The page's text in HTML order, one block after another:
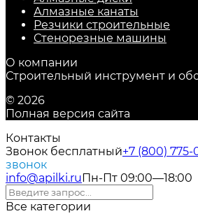
Алмазные канаты
Резчики строительные
Стенорезные машины
О компании
Строительный инструмент и
© 2026
Полная версия сайта
Контакты
Звонок бесплатный+7 (800) 775-
звонок
info@apilki.ruПн-Пт 09:00—18:00
Все категории